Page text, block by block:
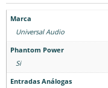
Marca
Universal Audio
Phantom Power
Si
Entradas Análogas